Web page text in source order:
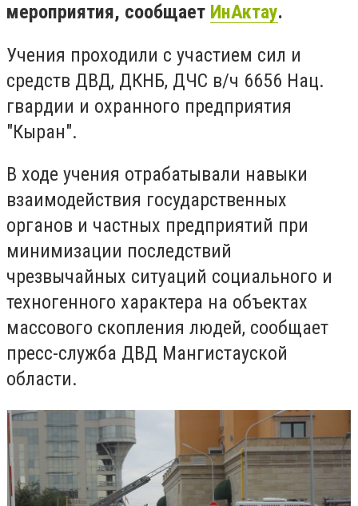
мероприятия, сообщает ИнАктау.
Учения проходили с участием сил и
средств ДВД, ДКНБ, ДЧС в/ч 6656 Нац.
гвардии и охранного предприятия
"Кыран".
В ходе учения отрабатывали навыки
взаимодействия государственных
органов и частных предприятий при
минимизации последствий
чрезвычайных ситуаций социального и
техногенного характера на объектах
массового скопления людей, сообщает
пресс-служба ДВД Мангистауской
области.